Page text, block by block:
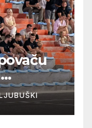
ispao,